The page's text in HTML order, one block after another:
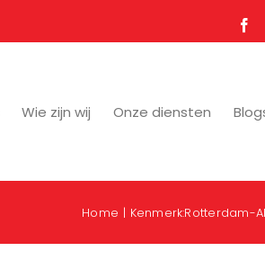
Wie zijn wij Onze diensten
Home Kenmerk:Rotterdam-